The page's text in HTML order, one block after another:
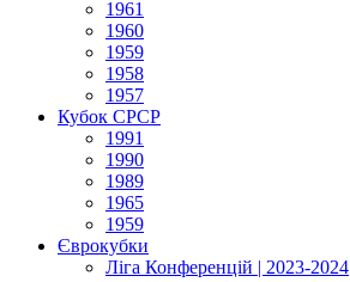
1961
1960
1959
1958
1957
Кубок СРСР
1991
1990
1989
1965
1959
Єврокубки
Ліга Конференцій | 2023-2024